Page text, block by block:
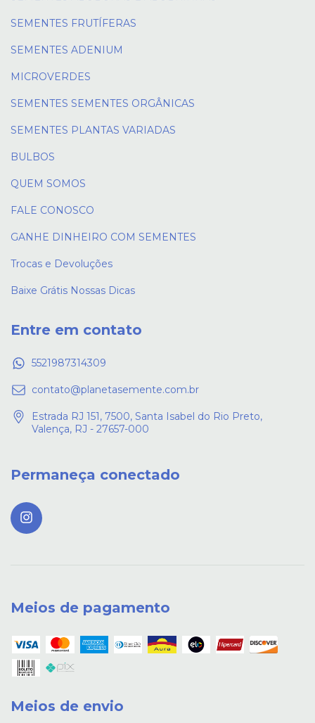
SEMENTES FRUTÍFERAS
SEMENTES ADENIUM
MICROVERDES
SEMENTES SEMENTES ORGÂNICAS
SEMENTES PLANTAS VARIADAS
BULBOS
QUEM SOMOS
FALE CONOSCO
GANHE DINHEIRO COM SEMENTES
Trocas e Devoluções
Baixe Grátis Nossas Dicas
Entre em contato
5521987314309
contato@planetasemente.com.br
Estrada RJ 151, 7500, Santa Isabel do Rio Preto,
Valença, RJ - 27657-000
Permaneça conectado
Meios de pagamento
Meios de envio